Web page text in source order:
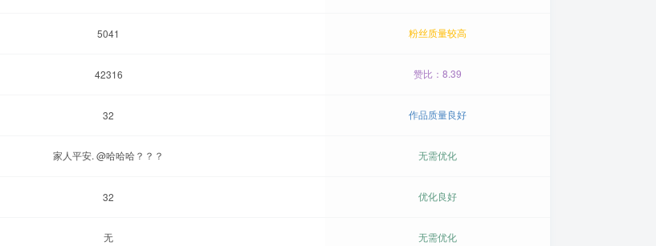
5041 粉丝质量较高
42316 赞比：8.39
32 作品质量良好
家人平安. @哈哈哈？？？ 无需优化
32 优化良好
无 无需优化